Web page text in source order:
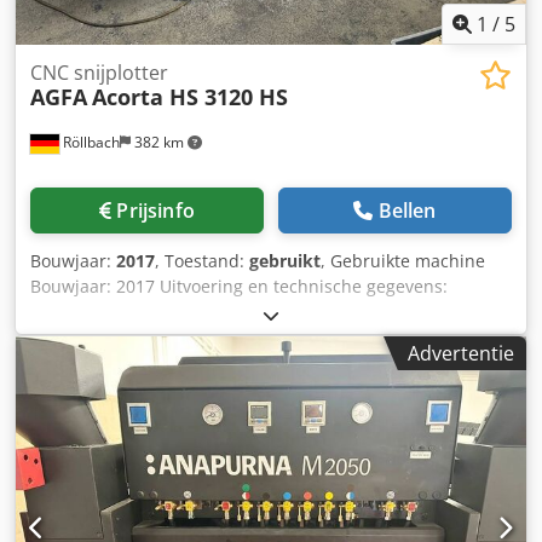
1 / 5
Röllbach 382 km
CNC snijplotter
AGFAAcorta HS 3120 HS
Prijsinfo Bellen
Bouwjaar: 2017, Toestand: gebruikt, Gebruikte machine
Bouwjaar: 2017 Uitvoering en technische gegevens:
Codpjzlbqlefx Anijrf Automatische snijplotter met
afzuigsectoren op het werkoppervlak Automatische
snijtafel met automatische detectie van printbeelden en
referentiepunten Het werkoppervlak bestaat uit 40
afzonderlijke vacuümsectoren die indien nodig
automatisch worden geactiveerd Multi-tool snijkop voor
het snijden, rillen en frezen van materialen tot maximaal
50 mm dikte Multi-batch snijden mogelijk om verschillende
substraten gelijktijdig te bewerken Automatische
Advertentie